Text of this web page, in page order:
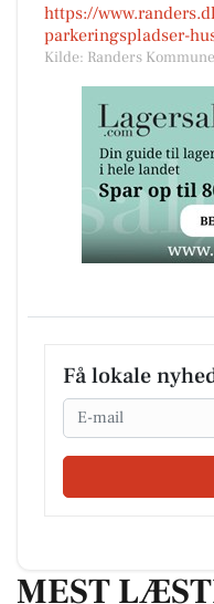
https://
parkeringspladser-
Kilde: Randers Kommune
Få lokale
Email
MEST